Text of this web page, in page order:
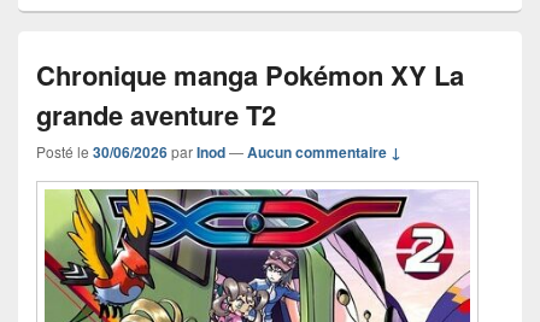
Chronique manga Pokémon XY La
grande aventure T2
Posté le 30/06/2026parInod—Aucun commentaire ↓